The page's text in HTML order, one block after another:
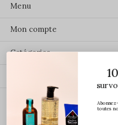
Menu
Mon compte
Catégories
ÉCRIVEZ-NOUS
sur
toutes